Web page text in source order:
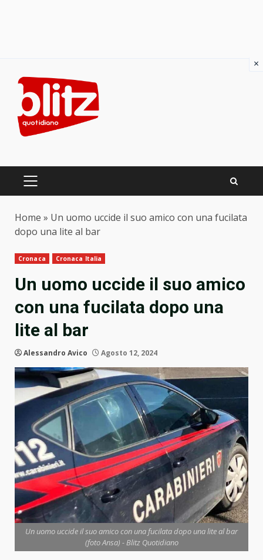
content
PRIMARY
Home » Un uomo uccide il suo amico con una fucilata
dopo una lite al bar
Cronaca Cronaca Italia
Un uomo uccide il suo amico
con una fucilata dopo una
lite al bar
Alessandro Avico Agosto 12, 2024
Un uomo uccide il suo amico con una fucilata dopo una lite al bar
(foto Ansa) - Blitz Quotidiano
×